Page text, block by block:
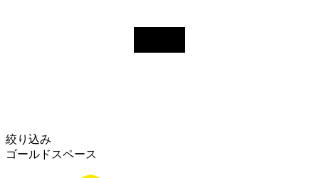
絞り込み
ゴールドスペース